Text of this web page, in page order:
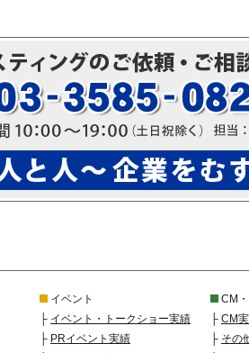
イベント
├ イベント・トークショー実績
├ PRイベント実績
CM
├ CM
├ その